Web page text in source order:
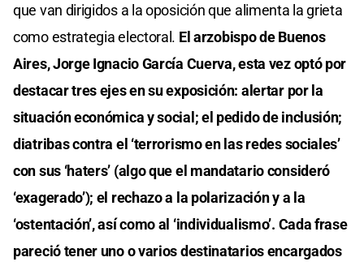
que van dirigidos a la oposición que alimenta la grieta
como estrategia electoral. El arzobispo de Buenos
Aires, Jorge Ignacio García Cuerva, esta vez optó por
destacar tres ejes en su exposición: alertar por la
situación económica y social; el pedido de inclusión;
diatribas contra el ‘terrorismo en las redes sociales’
con sus ‘haters’ (algo que el mandatario consideró
‘exagerado’); el rechazo a la polarización y a la
‘ostentación’, así como al ‘individualismo’. Cada frase
pareció tener uno o varios destinatarios encargados